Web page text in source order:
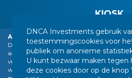
Alarm: DNCA Financiën
DNCA Finance, een filiaal van Natixis
aandacht van het publiek op de imitatie
verschillende in het buitenland gevestigde
waaronder een bedrijf dat zich voordoet als
KIOSK
CONTACT
WETTELIJKE
JURIDISCHE INFORMATIE
UW
SITEMAP
BEHEER
DNCA Investments gebruik
toestemmingscookies voor
publiek om anonieme
U kunt bezwaar maken tegen
deze cookies door op de knop